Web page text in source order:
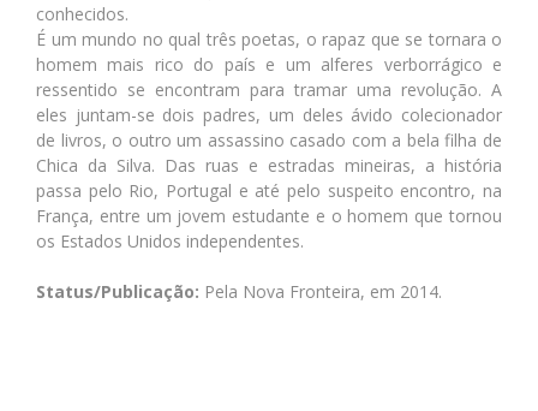
conhecidos.
É um mundo no qual três poetas, o rapaz que se tornara o
homem mais rico do país e um alferes verborrágico e
ressentido se encontram para tramar uma revolução. A
eles juntam-se dois padres, um deles ávido colecionador
de livros, o outro um assassino casado com a bela filha de
Chica da Silva. Das ruas e estradas mineiras, a história
passa pelo Rio, Portugal e até pelo suspeito encontro, na
França, entre um jovem estudante e o homem que tornou
os Estados Unidos independentes.
Status/Publicação: Pela Nova Fronteira, em 2014.